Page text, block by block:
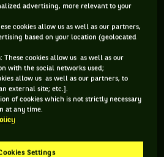
le tournoi. La raison de
? Nikola Pilic, le meilleur joueur
finaliste de Roland-Garros quelques
face à Nastase), apprend qu’il
pour un manquement supposé
un tour de Coupe Davis face
sanction confirmée par la
qui réduit néanmoins la sentence
à Wimbledon et qui reçoit le
advertising, more relevant to your
cookies allow us as well as our partners,
based on your location (geolocated
These cookies allow us as well as our
with the social networks used;
allow us as well as our partners, to
external site; etc.].
of cookies which is not strictly necessary
at any time.
Settings